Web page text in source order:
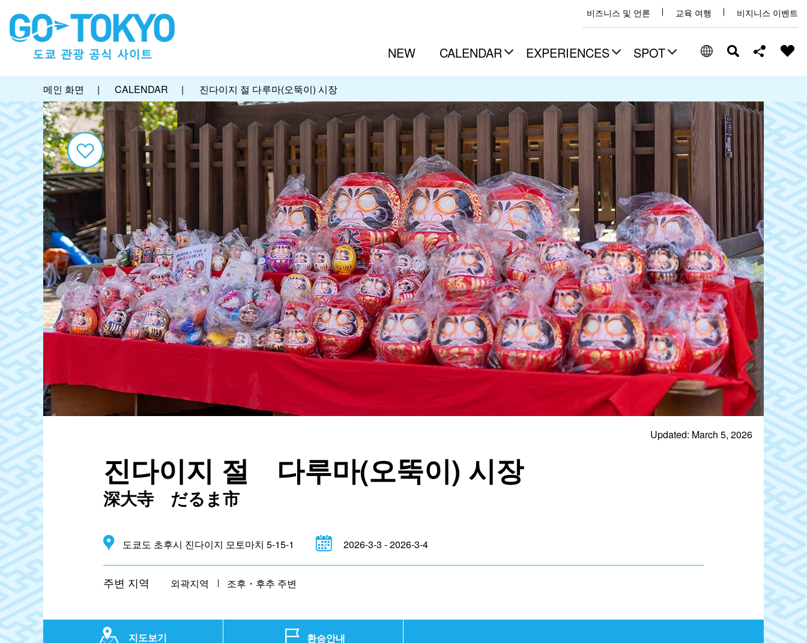
비즈니스 및 언론 교육 여행 비지니스 이벤트
NEW CALENDAR EXPERIENCES SPOT
메인 화면 | CALENDAR | 진다이지 절 다루마(오뚝이) 시장
Updated: March 5, 2026
진다이지 절 다루마(오뚝이) 시장
深大寺 だるま市
도쿄도 초후시 진다이지 모토마치 5-15-1 2026-3-3 - 2026-3-4
주변 지역 외곽지역 조후・후추 주변
지도보기 환승안내